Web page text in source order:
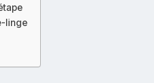
linge